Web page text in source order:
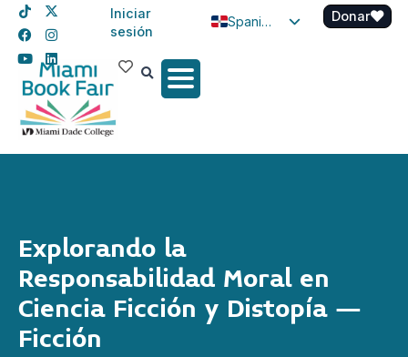
Iniciar
sesión
Spanish
Donar
Explorando la
Responsabilidad Moral en
Ciencia Ficción y Distopía –
Ficción